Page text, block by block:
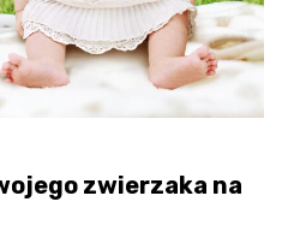
zwierzaka na